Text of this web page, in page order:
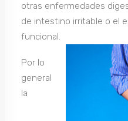
otras enfermedades
de intestino irritable o el
funcional.
Por lo
general
la